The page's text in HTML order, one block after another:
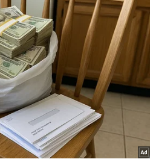
và phát triển (R&D) tập
của Việt Nam về
cách mạng công nghiệp
4.0: Đường ngắn
bứt phá]
các nhà mạng di động,
các nhà nghiên cứu,